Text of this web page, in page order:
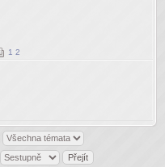
1 2